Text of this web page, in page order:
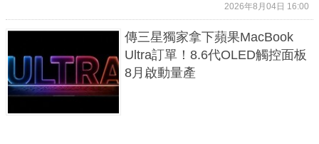
2026年8月04日 16:00
傳三星獨家拿下蘋果MacBook
Ultra訂單！8.6代OLED觸控面板
8月啟動量產